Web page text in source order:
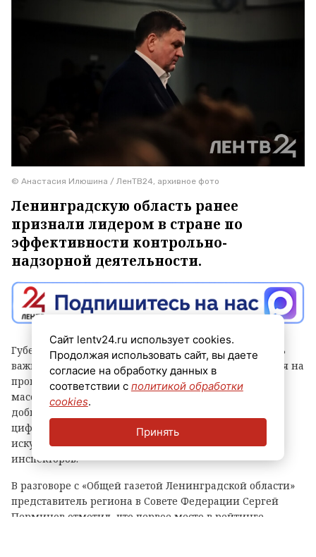
© Анастасия Илюшина / ЛенТВ24, архивное фото
Ленинградскую область ранее
признали лидером в стране по
эффективности контрольно-
надзорной деятельности.
Губернатор Александр Дрозденко заявил, что теперь
важно сохранить лидерство после отмены моратория на
проверки, а для этого контроль должен быть не
массовым, а точным и современным. Чтобы этого
добиться, в Ленобласти, в частности, развивают
цифровые сервисы, используют беспилотники и
искусственный интеллект, а также обучают
инспекторов.
В разговоре с «Общей газетой Ленинградской области»
представитель региона в Совете Федерации Сергей
Перминов отметил, что первое место в рейтинге
Сайт lentv24.ru использует cookies.
Продолжая использовать сайт, вы даете
согласие на обработку данных в
соответствии с политикой обработки
cookies.
Принять